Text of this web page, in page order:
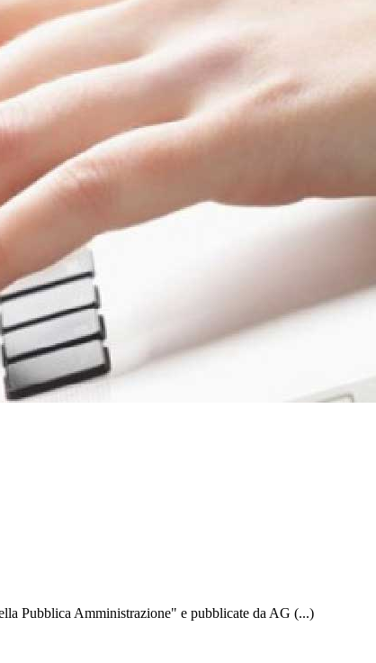
Pubblica Amministrazione" e pubblicate da AG (...)